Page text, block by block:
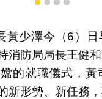
1 2 3 4
黃少澤今（6）日
消防局局長王健
的就職儀式，黃
新形勢、新任務